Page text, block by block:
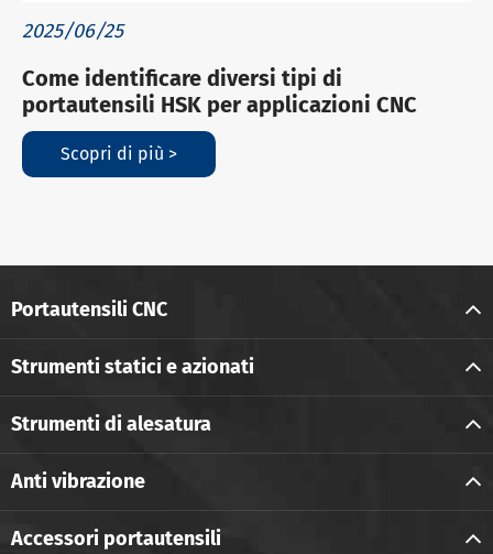
2025/06/25
Come identificare diversi tipi di
portautensili HSK per applicazioni CNC
Scopri di più >
Portautensili CNC
Strumenti statici e azionati
Strumenti di alesatura
Anti vibrazione
Accessori portautensili